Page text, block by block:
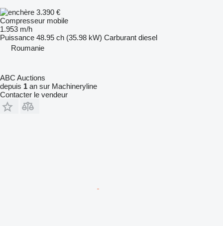
3.390 €
Compresseur mobile
1.953 m/h
Puissance 48.95 ch (35.98 kW) Carburant diesel
Roumanie
ABC Auctions
depuis 1 an sur Machineryline
Contacter le vendeur